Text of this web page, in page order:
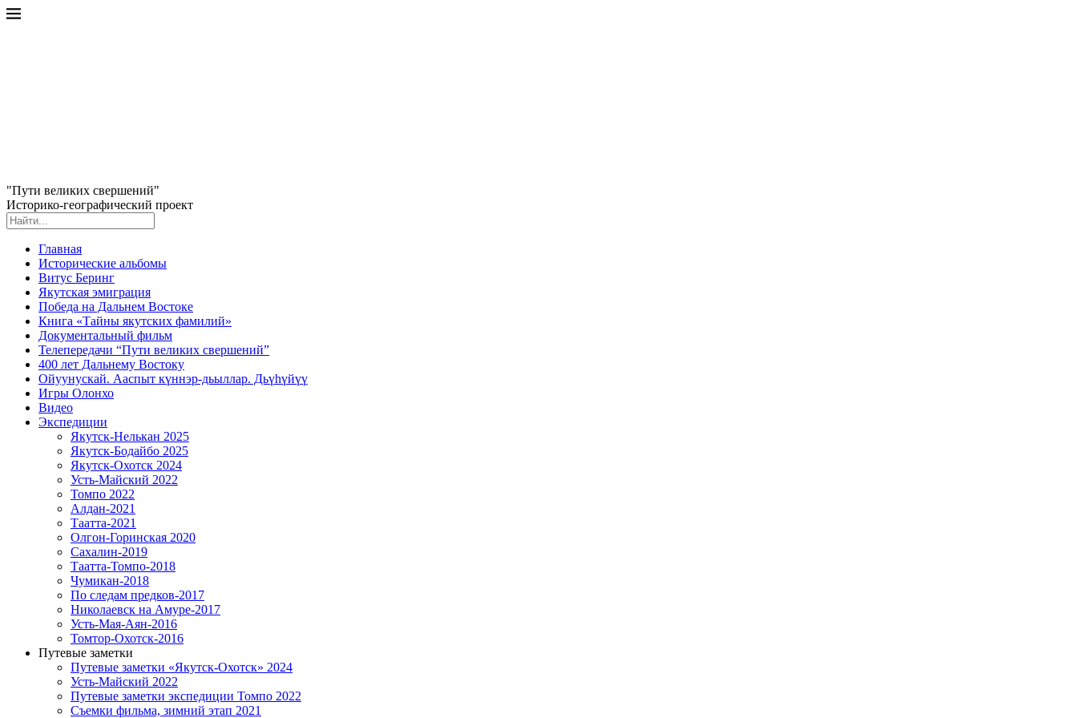
"Пути великих свершений"
Историко-географический проект
Главная
Исторические альбомы
Витус Беринг
Якутская эмиграция
Победа на Дальнем Востоке
Книга «Тайны якутских фамилий»
Документальный фильм
Телепередачи “Пути великих свершений”
400 лет Дальнему Востоку
Ойуунускай. Ааспыт күннэр-дьыллар. Дьүһүйүү
Игры Олонхо
Видео
Экспедиции
Якутск-Нелькан 2025
Якутск-Бодайбо 2025
Якутск-Охотск 2024
Усть-Майский 2022
Томпо 2022
Алдан-2021
Таатта-2021
Олгон-Горинская 2020
Сахалин-2019
Таатта-Томпо-2018
Чумикан-2018
По следам предков-2017
Николаевск на Амуре-2017
Усть-Мая-Аян-2016
Томтор-Охотск-2016
Путевые заметки
Путевые заметки «Якутск-Охотск» 2024
Усть-Майский 2022
Путевые заметки экспедиции Томпо 2022
Съемки фильма, зимний этап 2021